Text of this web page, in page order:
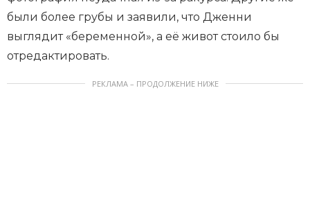
были более грубы и заявили, что Дженни
выглядит «беременной», а её живот стоило бы
отредактировать.
РЕКЛАМА – ПРОДОЛЖЕНИЕ НИЖЕ